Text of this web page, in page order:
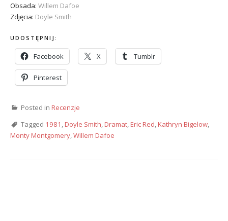
Obsada: Willem Dafoe
Zdjęcia: Doyle Smith
UDOSTĘPNIJ:
Facebook X Tumblr
Pinterest
Posted in Recenzje
Tagged 1981 ,Doyle Smith,Dramat,Eric Red,Kathryn Bigelow,
Monty Montgomery,Willem Dafoe